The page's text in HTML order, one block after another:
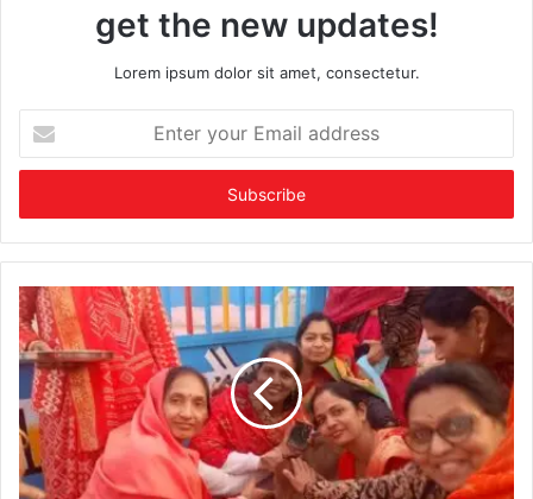
get the new updates!
Lorem ipsum dolor sit amet, consectetur.
your
Email